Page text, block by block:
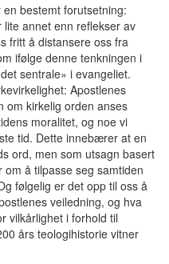
bestemt forutsetning:
lite annet enn reflekser av
fritt å distansere oss fra
ifølge denne tenkningen i
sentrale» i evangeliet.
Apostlenes
om kirkelig orden anses
moralitet, og noe vi
tid. Dette innebærer at en
ord, men som utsagn basert
å tilpasse seg samtiden
følgelig er det opp til oss å
veiledning, og hva
vilkårlighet i forhold til
års teologihistorie vitner